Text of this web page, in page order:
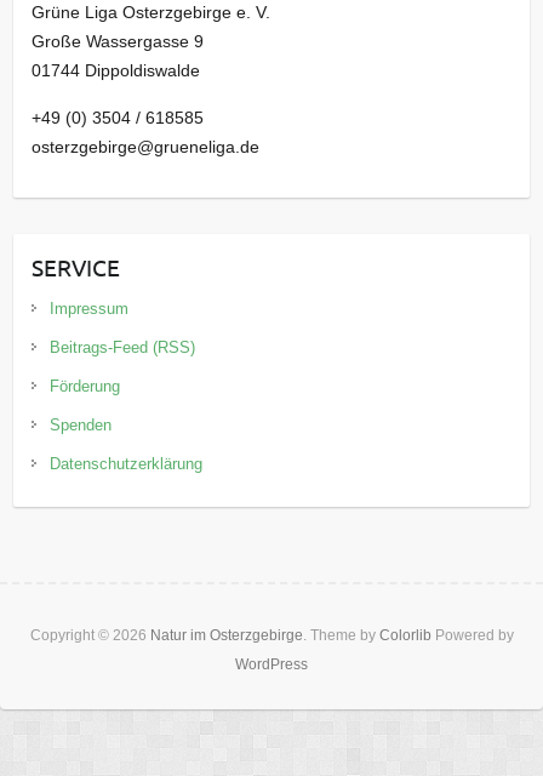
Grüne Liga Osterzgebirge e. V.
Große Wassergasse 9
01744 Dippoldiswalde
+49 (0) 3504 / 618585
osterzgebirge@grueneliga.de
SERVICE
Impressum
Beitrags-Feed (RSS)
Förderung
Spenden
Datenschutzerklärung
Copyright © 2026 Natur im Osterzgebirge . Theme by Colorlib Powered by
WordPress